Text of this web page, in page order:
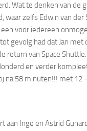
Wat te denken van de
waar zelfs Edwin van der
voor iedereen
gevolg had dat Jan met
return van Space
en verder
na 58 minuten!!! met 12
aan Inge en Astrid